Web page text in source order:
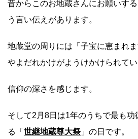
昔からこのお地蔵さんにお願いす
う言い伝えがあります。
地蔵堂の周りには「子宝に恵まれ
やよだれかけがようけかけられてい
信仰の深さを感じます。
そして2月8日は1年のうちで最も功
る「 世継地蔵尊大祭」の日です。